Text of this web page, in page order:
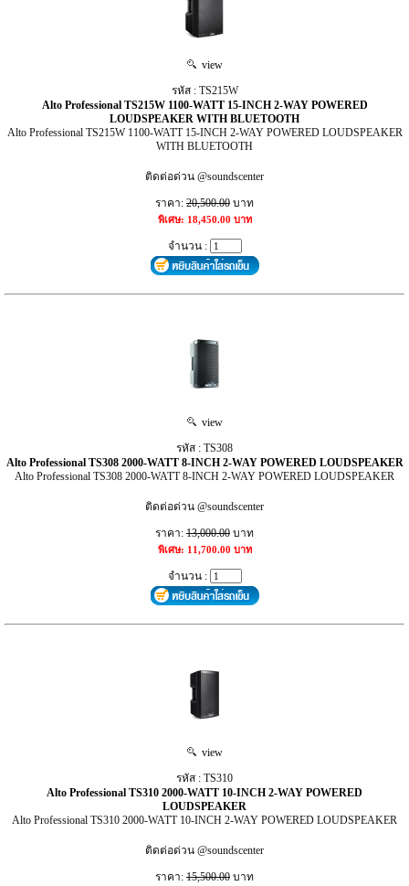
view
รหัส : TS215W
Alto Professional TS215W 1100-WATT 15-INCH 2-WAY POWERED
LOUDSPEAKER WITH BLUETOOTH
Alto Professional TS215W 1100-WATT 15-INCH 2-WAY POWERED LOUDSPEAKER
WITH BLUETOOTH
ติดต่อด่วน @soundscenter
ราคา: 20,500.00 บาท
พิเศษ: 18,450.00 บาท
จำนวน :
view
รหัส : TS308
Alto Professional TS308 2000-WATT 8-INCH 2-WAY POWERED LOUDSPEAKER
Alto Professional TS308 2000-WATT 8-INCH 2-WAY POWERED LOUDSPEAKER
ติดต่อด่วน @soundscenter
ราคา: 13,000.00 บาท
พิเศษ: 11,700.00 บาท
จำนวน :
view
รหัส : TS310
Alto Professional TS310 2000-WATT 10-INCH 2-WAY POWERED
LOUDSPEAKER
Alto Professional TS310 2000-WATT 10-INCH 2-WAY POWERED LOUDSPEAKER
ติดต่อด่วน @soundscenter
ราคา: 15,500.00 บาท